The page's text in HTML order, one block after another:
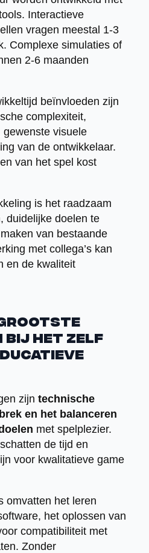
Interactieve
vragen meestal 1-3
Complexe simulaties of
2-6 maanden
beïnvloeden zijn
complexiteit,
visuele
van de ontwikkelaar.
van het spel kost
is het raadzaam
duidelijke doelen te
van bestaande
met collega’s kan
en de kwaliteit
grootste
bij het zelf
zijn technische
en het balanceren
met spelplezier.
de tijd en
voor kwalitatieve game
omvatten het leren
het oplossen van
compatibiliteit met
Zonder